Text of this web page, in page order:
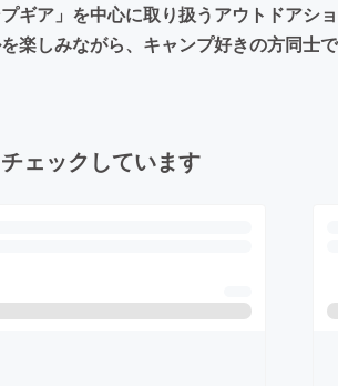
ギア」を中心に取り扱うアウトドア
楽しみながら、キャンプ好きの方同
ェックしています